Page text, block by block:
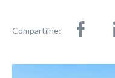
Compartilhe: